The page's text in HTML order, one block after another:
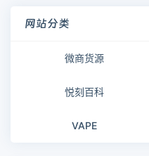
网站分类
微商货源
悦刻百科
VAPE